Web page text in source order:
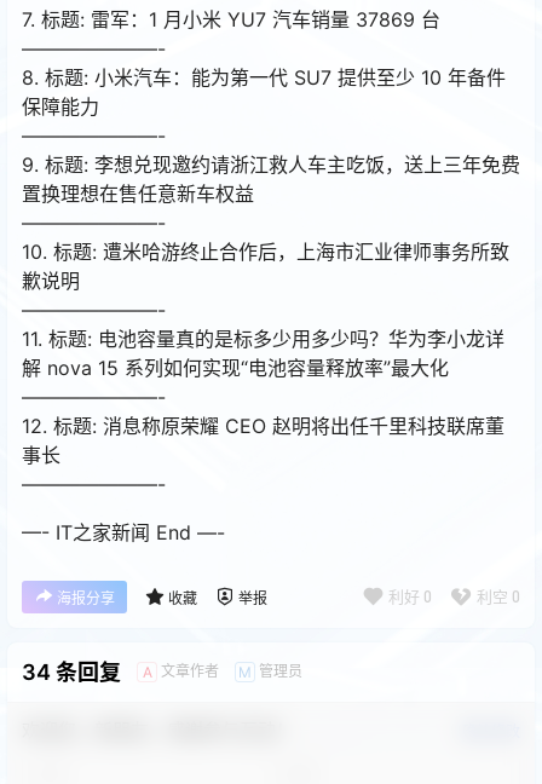
7. 标题: 雷军：1 月小米 YU7 汽车销量 37869 台
———————-
8. 标题: 小米汽车：能为第一代 SU7 提供至少 10 年备件
保障能力
———————-
9. 标题: 李想兑现邀约请浙江救人车主吃饭，送上三年免费
置换理想在售任意新车权益
———————-
10. 标题: 遭米哈游终止合作后，上海市汇业律师事务所致
歉说明
———————-
11. 标题: 电池容量真的是标多少用多少吗？华为李小龙详
解 nova 15 系列如何实现“电池容量释放率”最大化
———————-
12. 标题: 消息称原荣耀 CEO 赵明将出任千里科技联席董
事长
———————-
—- IT之家新闻 End —-
海报分享 收藏 举报 利好 0 利空 0
34 条回复 A 文章作者 M 管理员